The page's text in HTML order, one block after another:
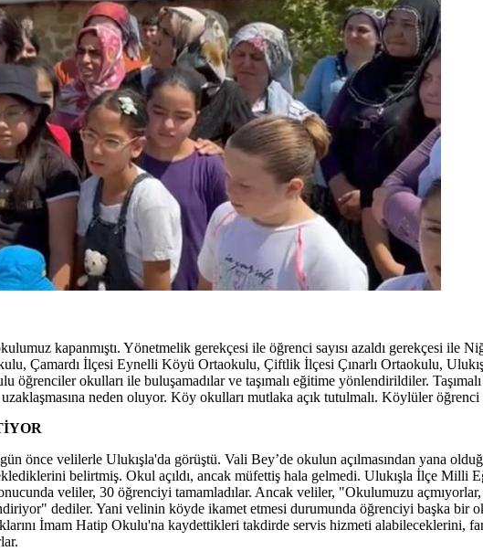
kapanmıştı. Yönetmelik gerekçesi ile öğrenci sayısı azaldı gerekçesi ile
Çamardı İlçesi Eynelli Köyü Ortaokulu, Çiftlik İlçesi Çınarlı Ortaokulu,
öğrenciler okulları ile buluşamadılar ve taşımalı eğitime yönlendirildiler.
neden oluyor. Köy okulları mutlaka açık tutulmalı. Köylüler öğrenci
önce velilerle Ulukışla'da görüştü. Vali Bey’de okulun açılmasından yana
belirtmiş. Okul açıldı, ancak müfettiş hala gelmedi. Ulukışla İlçe Milli
veliler, 30 öğrenciyi tamamladılar. Ancak veliler, "Okulumuzu
dediler. Yani velinin köyde ikamet etmesi durumunda öğrenciyi başka bir
İmam Hatip Okulu'na kaydettikleri takdirde servis hizmeti alabileceklerini,